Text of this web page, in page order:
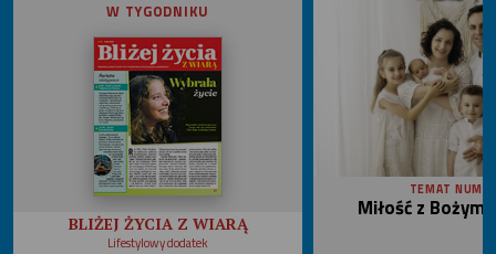
W TYGODNIKU
BLIŻEJ ŻYCIA Z WIARĄ
Lifestylowy dodatek
TEMAT
Miłość z